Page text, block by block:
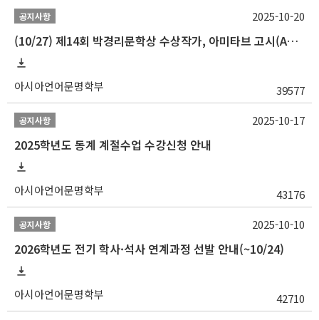
공지사항
(10/27) 제14회 박경리문학상 수상작가, 아미타브 고시(Amitav Ghosh) 강연 안내
아시아언어문명학부 39577
2025-10-20
공지사항
2025학년도 동계 계절수업 수강신청 안내
아시아언어문명학부 43176
2025-10-17
공지사항
2026학년도 전기 학사·석사 연계과정 선발 안내(~10/24)
아시아언어문명학부 42710
2025-10-10